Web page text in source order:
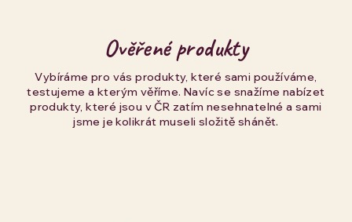
Ověřené produkty
Vybíráme pro vás produkty, které sami používáme,
testujeme a kterým věříme. Navíc se snažíme nabízet
produkty, které jsou v ČR zatím nesehnatelné a sami
jsme je kolikrát museli složitě shánět.